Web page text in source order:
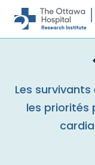
Skip to main
Les
les priorités